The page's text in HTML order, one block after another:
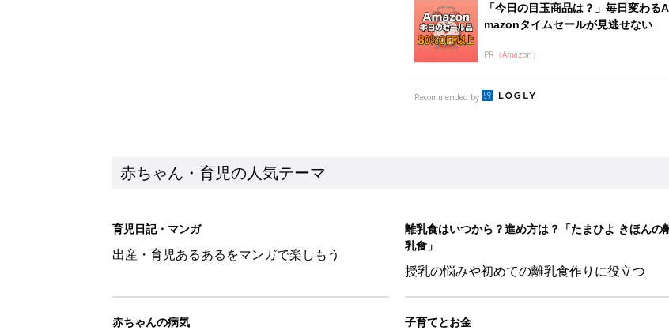
授乳の悩みや初めての離乳食作りに役立つ
子育てとお金
妊娠・出産・育児にかかる費用やもらえる補助
金・助成金を解説
しまむら「550円でこんなにおしゃれ！」「みんな買ってる」元子ども服販売員ライター激推し★
夏のバズりトップス4選
赤ちゃん・育児
【漫画】娘も夫も私もハッピー！ 保育園の連絡帳を通して夫が育児への興味を取り戻した話『ふ